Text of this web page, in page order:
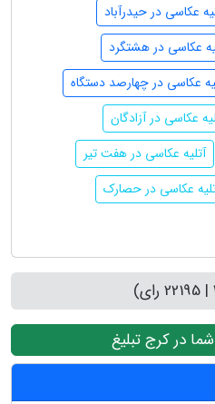
عکاسی در حیدرآباد
عکاسی در هشتگرد
عکاسی در چهارصد دستگاه
عکاسی در آزادگان
آتلیه عکاسی در هفت تیر
عکاسی در حصارک
در کرج تبلیغ